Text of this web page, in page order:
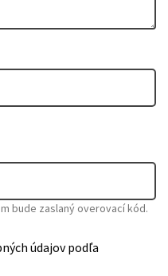
bude zaslaný overovací kód.
údajov podľa